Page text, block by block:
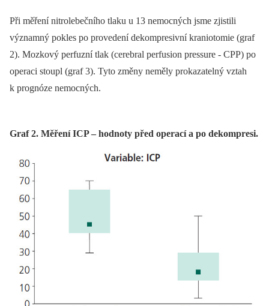
Při měření nitrolebečního tlaku u 13 nemocných jsme zjistili
významný pokles po provedení dekompresivní kraniotomie (graf
2). Mozkový perfuzní tlak (cerebral perfusion pressure -⁠ CPP) po
operaci stoupl (graf 3). Tyto změny neměly prokazatelný vztah
k prognóze nemocných.
Graf 2. Měření ICP – hodnoty před operací a po dekompresi.